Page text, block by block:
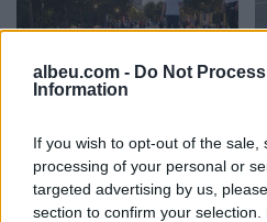
albeu.com - Do Not
Information
If you wish to opt-out of the
processing of your personal or
targeted advertising by us,
section to confirm your
Analiza: Një shqiptar ka
nevojë për 28 mijë dollarë
“pragun e lumturisë”